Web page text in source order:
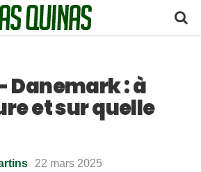
Danemark : à
et sur quelle
22 mars 2025